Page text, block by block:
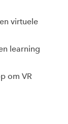
virtuele
learning
om VR